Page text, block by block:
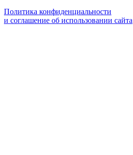
Политика конфиденциальности
и соглашение об использовании сайта